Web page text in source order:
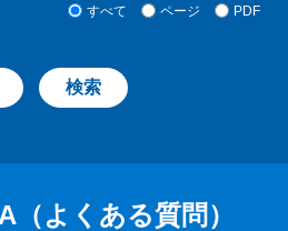
すべて ページ PDF
（よくある質問）